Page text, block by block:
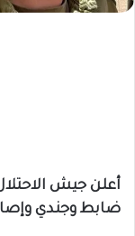
أعلن جيش
ضابط وجندي